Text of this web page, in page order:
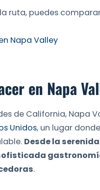
ruta, puedes
Napa Valley
en Napa
de California, Napa
Unidos, un lugar
Desde la
.